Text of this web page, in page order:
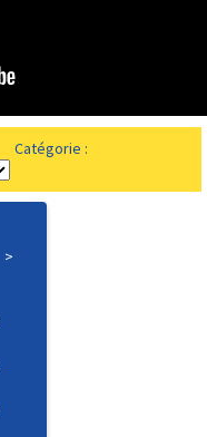
Catégorie :
>